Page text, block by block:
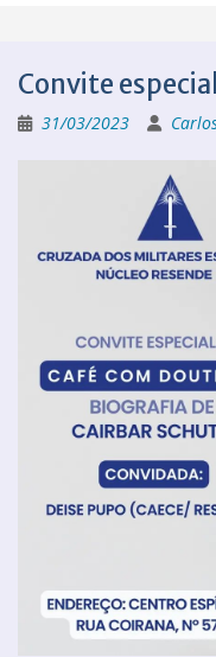
Convite
31/03/2023